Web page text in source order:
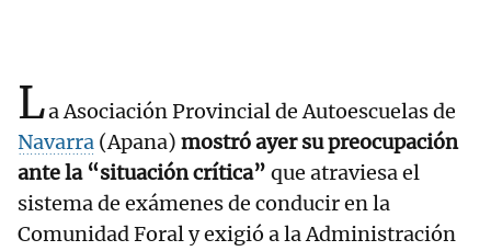
La Asociación Provincial de Autoescuelas de
Navarra (Apana) mostró ayer su preocupación
ante la “situación crítica” que atraviesa el
sistema de exámenes de conducir en la
Comunidad Foral y exigió a la Administración